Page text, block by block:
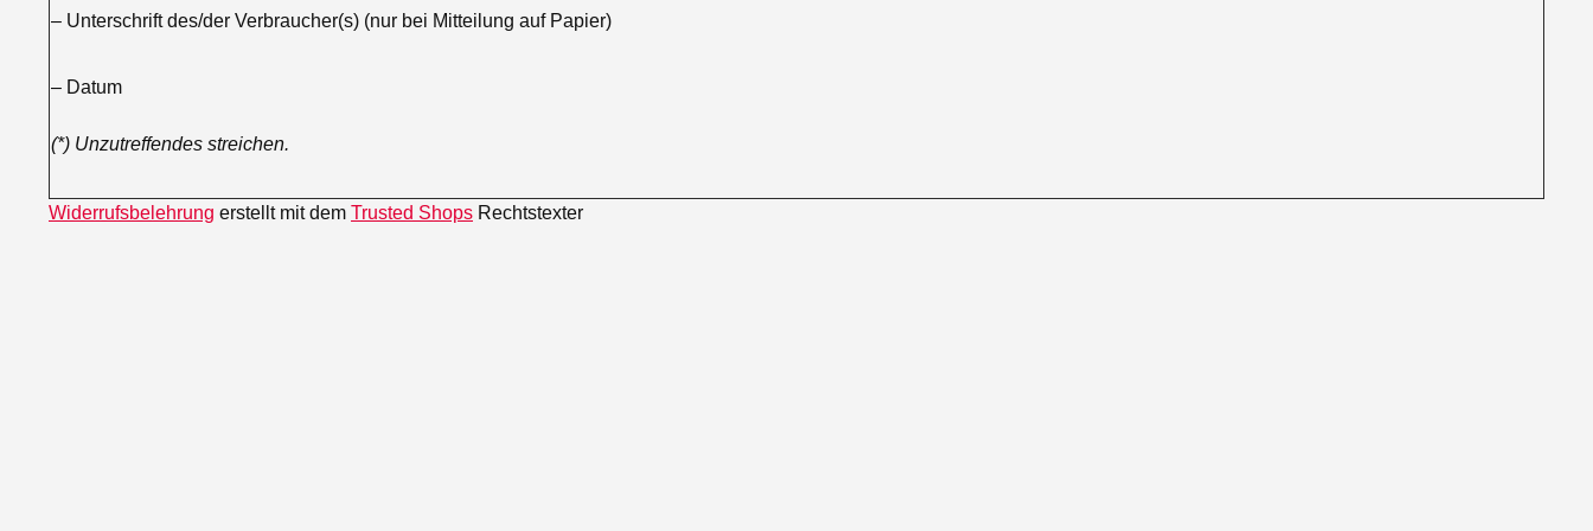
– Unterschrift des/der Verbraucher(s) (nur bei Mitteilung auf Papier)
– Datum
(*) Unzutreffendes streichen.
Widerrufsbelehrung erstellt mit dem Trusted Shops Rechtstexter